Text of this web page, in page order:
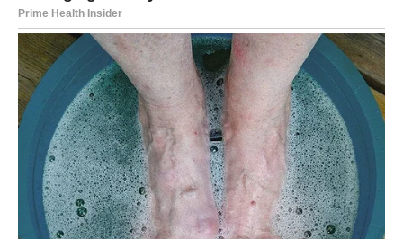
moraće ozbiljno da razgovaraju o budućnosti. Oni
slobodni više neće pristajati na površne odnose.
Novac dolazi kroz posao koji u početku neće delovati
obećavajuće, ali će kasnije doneti veliku stabilnost.
Blizanci
Za Blizance jun predstavlja jedan od najvažnijih meseci
ove godine. Sve ono što ste dugo priželjkivali sada